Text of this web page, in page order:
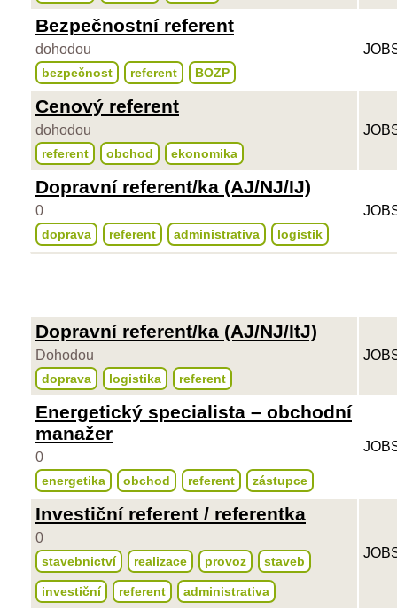
Bezpečnostní referent
dohodou
bezpečnost referent BOZP
Cenový referent
dohodou
referent obchod ekonomika
Dopravní referent/ka (AJ/NJ/IJ)
0
doprava referent administrativa logistik
Dopravní referent/ka (AJ/NJ/ItJ)
Dohodou
doprava logistika referent
Energetický specialista – obchodní
manažer
0
energetika obchod referent zástupce
Investiční referent / referentka
0
stavebnictví realizace provoz staveb
investiční referent administrativa